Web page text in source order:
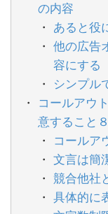
の内容
あると役
他の広告
容にする
シンプル
コールアウ
意すること
コールア
文言は簡
競合他社
具体的に